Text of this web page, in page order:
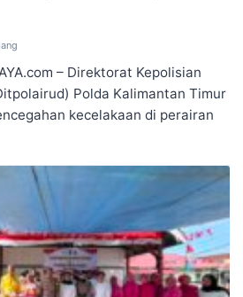
– Direktorat Kepolisian
Polda Kalimantan Timur
kecelakaan di perairan